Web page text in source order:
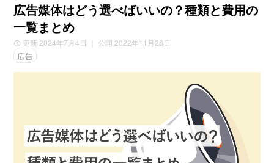
広告媒体はどう選べばいいの？種類と費用の
一覧まとめ
更新 2024年7月4日 ｜ 公開 2022年11月26日
広告